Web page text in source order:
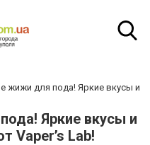
жижи для пода! Яркие вкусы и
Яркие вкусы и
Vaper’s Lab!